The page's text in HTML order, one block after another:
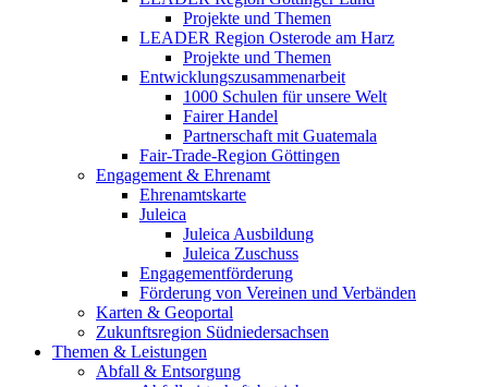
Projekte und Themen
LEADER Region Osterode am Harz
Projekte und Themen
Entwicklungszusammenarbeit
1000 Schulen für unsere Welt
Fairer Handel
Partnerschaft mit Guatemala
Fair-Trade-Region Göttingen
Engagement & Ehrenamt
Ehrenamtskarte
Juleica
Juleica Ausbildung
Juleica Zuschuss
Engagementförderung
Förderung von Vereinen und Verbänden
Karten & Geoportal
Zukunftsregion Südniedersachsen
Themen & Leistungen
Abfall & Entsorgung